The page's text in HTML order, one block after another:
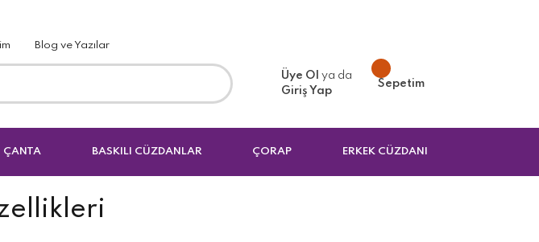
Blog ve Yazılar
Üye Ol ya da
Giriş Yap
Sepetim
ÇANTA BASKILI CÜZDANLAR ÇORAP ERKEK CÜZDANI